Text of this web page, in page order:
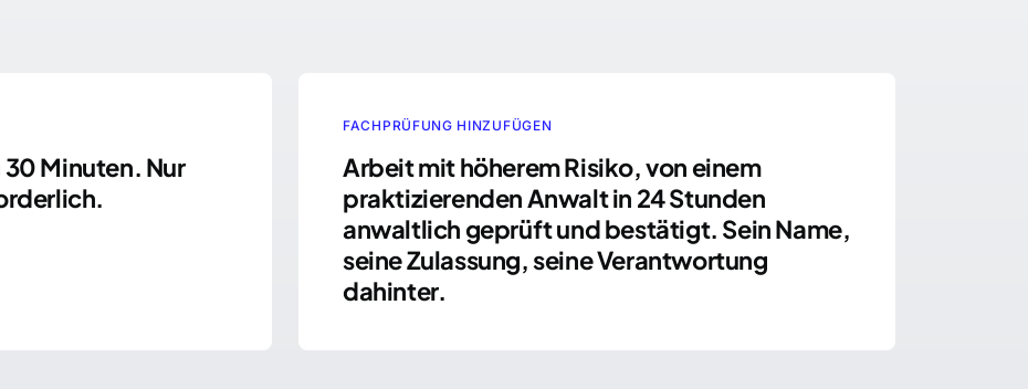
Minuten. Nur
FACHPRÜFUNG HINZUFÜGEN
Arbeit mit höherem Risiko, von einem
praktizierenden Anwalt in 24 Stunden
anwaltlich geprüft und bestätigt. Sein Name,
seine Zulassung, seine Verantwortung
dahinter.